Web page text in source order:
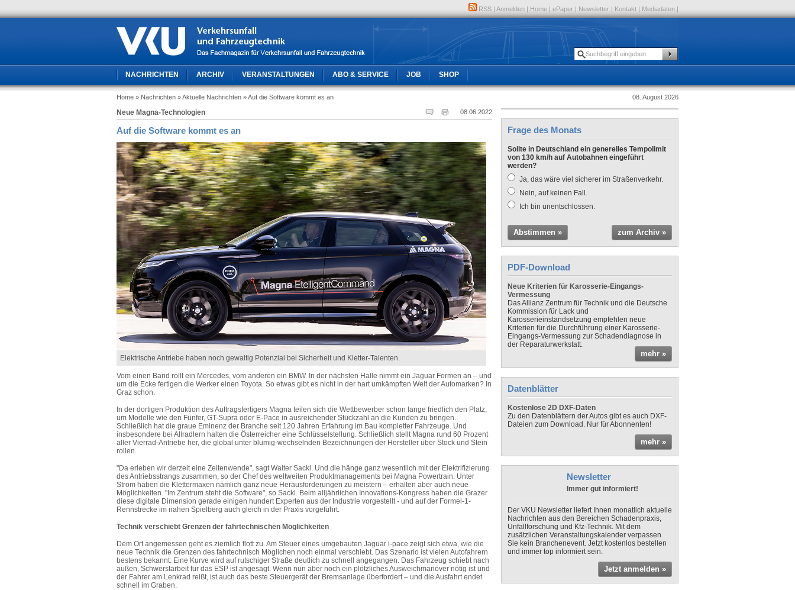
RSS | Anmelden | Home | ePaper | Newsletter | Kontakt | Mediadaten |
NACHRICHTEN ARCHIV VERANSTALTUNGEN ABO & SERVICE JOB SHOP
Home » Nachrichten » Aktuelle Nachrichten » Auf die Software kommt es an 08. August 2026
08.06.2022
Neue Magna-Technologien
Auf die Software kommt es an
Elektrische Antriebe haben noch gewaltig Potenzial bei Sicherheit und Kletter-Talenten.
Vom einen Band rollt ein Mercedes, vom anderen ein BMW. In der nächsten Halle nimmt ein Jaguar Formen an – und
um die Ecke fertigen die Werker einen Toyota. So etwas gibt es nicht in der hart umkämpften Welt der Automarken? In
Graz schon.
In der dortigen Produktion des Auftragsfertigers Magna teilen sich die Wettbewerber schon lange friedlich den Platz,
um Modelle wie den Fünfer, GT-Supra oder E-Pace in ausreichender Stückzahl an die Kunden zu bringen.
Schließlich hat die graue Eminenz der Branche seit 120 Jahren Erfahrung im Bau kompletter Fahrzeuge. Und
insbesondere bei Allradlern halten die Österreicher eine Schlüsselstellung. Schließlich stellt Magna rund 60 Prozent
aller Vierrad-Antriebe her, die global unter blumig-wechselnden Bezeichnungen der Hersteller über Stock und Stein
rollen.
"Da erleben wir derzeit eine Zeitenwende", sagt Walter Sackl. Und die hänge ganz wesentlich mit der Elektrifizierung
des Antriebsstrangs zusammen, so der Chef des weltweiten Produktmanagements bei Magna Powertrain. Unter
Strom haben die Klettermaxen nämlich ganz neue Herausforderungen zu meistern – erhalten aber auch neue
Möglichkeiten. "Im Zentrum steht die Software", so Sackl. Beim alljährlichen Innovations-Kongress haben die Grazer
diese digitale Dimension gerade einigen hundert Experten aus der Industrie vorgestellt - und auf der Formel-1-
Rennstrecke im nahen Spielberg auch gleich in der Praxis vorgeführt.
Technik verschiebt Grenzen der fahrtechnischen Möglichkeiten
Dem Ort angemessen geht es ziemlich flott zu. Am Steuer eines umgebauten Jaguar i-pace zeigt sich etwa, wie die
neue Technik die Grenzen des fahrtechnisch Möglichen noch einmal verschiebt. Das Szenario ist vielen Autofahrern
bestens bekannt: Eine Kurve wird auf rutschiger Straße deutlich zu schnell angegangen. Das Fahrzeug schiebt nach
außen, Schwerstarbeit für das ESP ist angesagt. Wenn nun aber noch ein plötzliches Ausweichmanöver nötig ist und
der Fahrer am Lenkrad reißt, ist auch das beste Steuergerät der Bremsanlage überfordert – und die Ausfahrt endet
schnell im Graben.
Frage des Monats
Sollte in Deutschland ein generelles Tempolimit
von 130 km/h auf Autobahnen eingeführt
werden?
Ja, das wäre viel sicherer im Straßenverkehr.
Nein, auf keinen Fall.
Ich bin unentschlossen.
Abstimmen » zum Archiv »
PDF-Download
Neue Kriterien für Karosserie-Eingangs-
Vermessung
Das Allianz Zentrum für Technik und die Deutsche
Kommission für Lack und
Karosserieinstandsetzung empfehlen neue
Kriterien für die Durchführung einer Karosserie-
Eingangs-Vermessung zur Schadendiagnose in
der Reparaturwerkstatt.
mehr »
Datenblätter
Kostenlose 2D DXF-Daten
Zu den Datenblättern der Autos gibt es auch DXF-
Dateien zum Download. Nur für Abonnenten!
mehr »
Newsletter
Immer gut informiert!
Der VKU Newsletter liefert Ihnen monatlich aktuelle
Nachrichten aus den Bereichen Schadenpraxis,
Unfallforschung und Kfz-Technik. Mit dem
zusätzlichen Veranstaltungskalender verpassen
Sie kein Branchenevent. Jetzt kostenlos bestellen
und immer top informiert sein.
Jetzt anmelden »